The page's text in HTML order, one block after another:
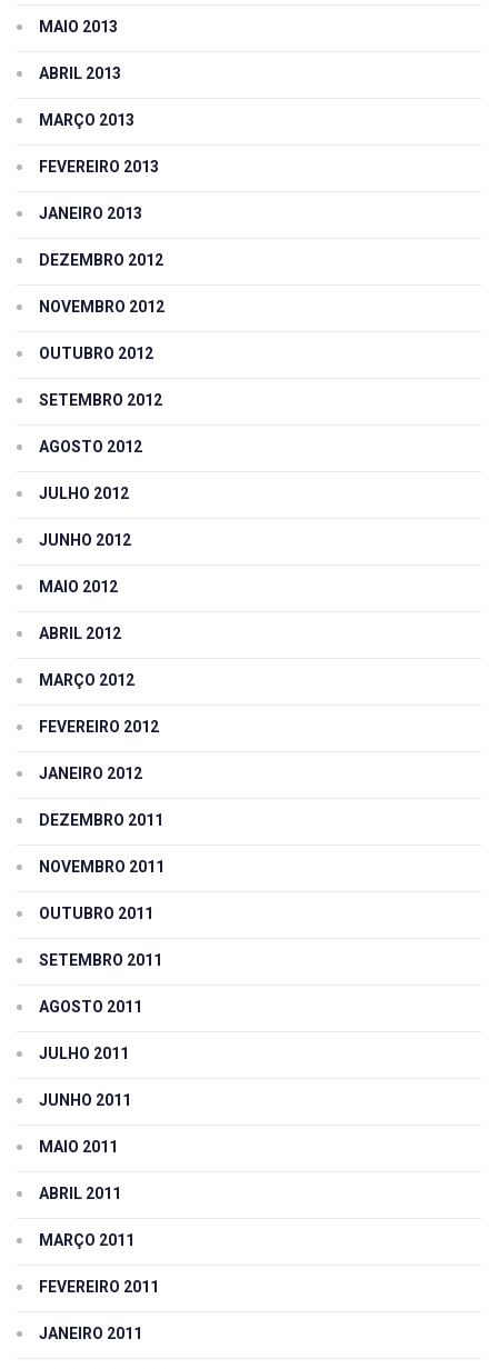
MAIO 2013
ABRIL 2013
MARÇO 2013
FEVEREIRO 2013
JANEIRO 2013
DEZEMBRO 2012
NOVEMBRO 2012
OUTUBRO 2012
SETEMBRO 2012
AGOSTO 2012
JULHO 2012
JUNHO 2012
MAIO 2012
ABRIL 2012
MARÇO 2012
FEVEREIRO 2012
JANEIRO 2012
DEZEMBRO 2011
NOVEMBRO 2011
OUTUBRO 2011
SETEMBRO 2011
AGOSTO 2011
JULHO 2011
JUNHO 2011
MAIO 2011
ABRIL 2011
MARÇO 2011
FEVEREIRO 2011
JANEIRO 2011